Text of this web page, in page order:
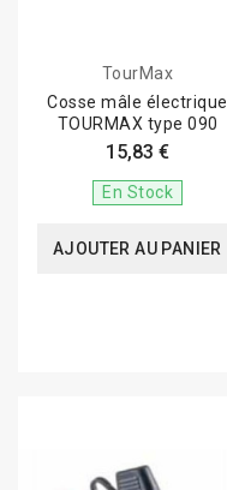
TourMax
Cosse mâle électrique
TOURMAX type 090
15,83 €
En Stock
AJOUTER AU PANIER